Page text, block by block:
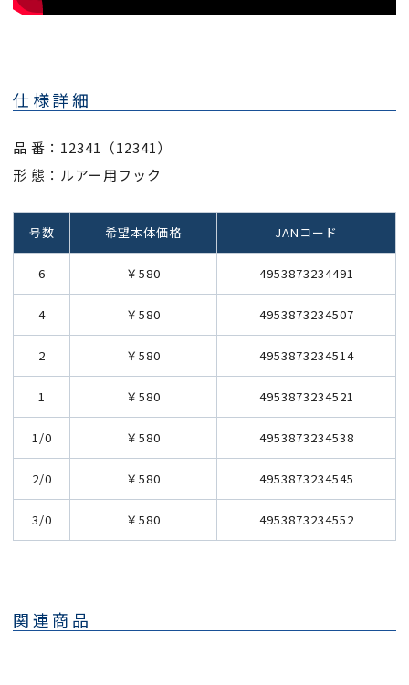
仕様詳細
品 番：12341（12341）
形 態：ルアー用フック
号数 希望本体価格 JANコード
6 ￥580 4953873234491
4 ￥580 4953873234507
2 ￥580 4953873234514
1 ￥580 4953873234521
1/0 ￥580 4953873234538
2/0 ￥580 4953873234545
3/0 ￥580 4953873234552
関連商品